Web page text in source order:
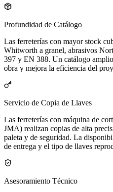
Profundidad de Catálogo
Las ferreterías con mayor stock
Whitworth a granel, abrasivos
397 y EN 388. Un catálogo
obra y mejora la eficiencia del
Servicio de Copia de Llaves
Las ferreterías con máquina de
JMA) realizan copias de alta
paleta y de seguridad. La
de entrega y el tipo de llaves
Asesoramiento Técnico